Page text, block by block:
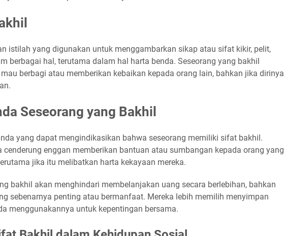
istilah yang digunakan untuk menggambarkan sikap atau sifat kikir, pelit,
berbagai hal, terutama dalam hal harta benda. Seseorang yang bakhil
berbagi atau memberikan kebaikan kepada orang lain, bahkan jika dirinya
Seseorang yang Bakhil
yang dapat mengindikasikan bahwa seseorang memiliki sifat bakhil.
cenderung enggan memberikan bantuan atau sumbangan kepada orang yang
jika itu melibatkan harta kekayaan mereka.
bakhil akan menghindari membelanjakan uang secara berlebihan, bahkan
sebenarnya penting atau bermanfaat. Mereka lebih memilih menyimpan
menggunakannya untuk kepentingan bersama.